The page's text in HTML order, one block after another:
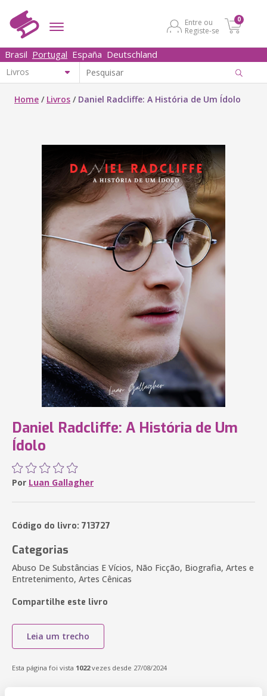
Entre ou
Registe-se
0
Brasil Portugal España Deutschland
Home / Livros / Daniel Radcliffe: A História de Um Ídolo
Daniel Radcliffe: A História de Um
Ídolo
Por Luan Gallagher
Código do livro: 713727
Categorias
Abuso De Substâncias E Vícios, Não Ficção, Biografia, Artes e
Entretenimento, Artes Cênicas
Compartilhe este livro
Leia um trecho
Esta página foi vista 1022vezes desde 27/08/2024